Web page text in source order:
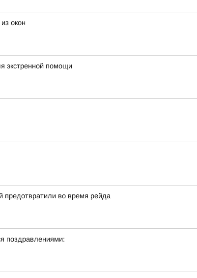
окон
экстренной помощи
предотвратили во время рейда
поздравлениями: